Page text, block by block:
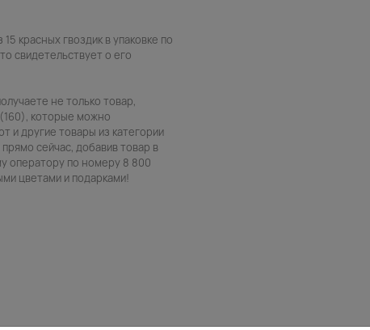
красных гвоздик в упаковке по
свидетельствует о его
не только товар,
которые можно
и другие товары из категории
сейчас, добавив товар в
оператору по номеру 8 800
цветами и подарками!